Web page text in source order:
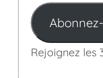
mail
Rejoignez les